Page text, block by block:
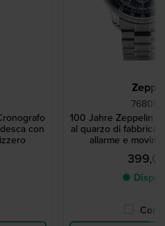
con
100 Jahre Zeppelin
al quarzo di
allarme e
●